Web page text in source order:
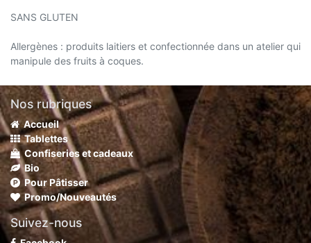
SANS GLUTEN
Allergènes : produits laitiers et confectionnée dans un atelier qui
manipule des fruits à coques.
Nos rubriques
Accueil
Tablettes
Confiseries et cadeaux
Bio
Pour Pâtisser
Promo/Nouveautés
Suivez-nous